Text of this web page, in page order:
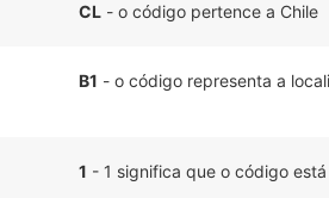
CL - o código pertence a Chile
B1 - o código representa a
1 - 1 significa que o código